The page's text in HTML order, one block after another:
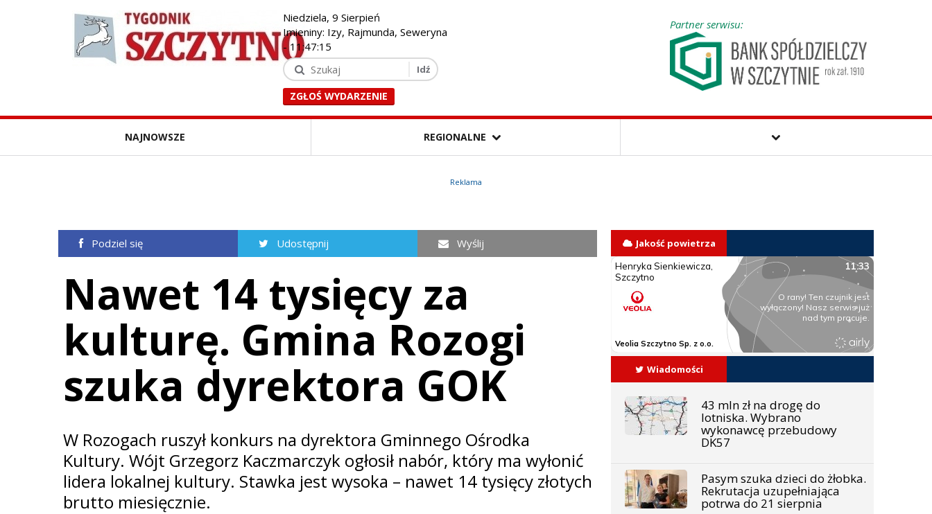
Niedziela, 9 Sierpień
Imieniny: Izy, Rajmunda, Seweryna
-11:47:16
ZGŁOŚ WYDARZENIE
Partner serwisu:
NAJNOWSZE REGIONALNE
Reklama
Podziel się Udostępnij Wyślij
Nawet 14 tysięcy za
kulturę. Gmina Rozogi
szuka dyrektora GOK
W Rozogach ruszył konkurs na dyrektora Gminnego Ośrodka
Kultury. Wójt Grzegorz Kaczmarczyk ogłosił nabór, który ma wyłonić
lidera lokalnej kultury. Stawka jest wysoka – nawet 14 tysięcy złotych
brutto miesięcznie.
Jakość powietrza
Wiadomości
43 mln zł na drogę do
lotniska. Wybrano
wykonawcę przebudowy
DK57
Pasym szuka dzieci do żłobka.
Rekrutacja uzupełniająca
potrwa do 21 sierpnia